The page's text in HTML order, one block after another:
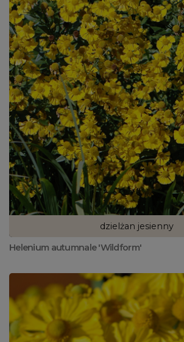
dzielżan jesienny
Helenium autumnale 'Wildform'